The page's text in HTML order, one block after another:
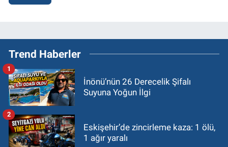
Trend Haberler
İnönü’nün 26 Derecelik Şifalı
Suyuna Yoğun İlgi
1
Eskişehir’de zincirleme kaza: 1 ölü,
1 ağır yaralı
2